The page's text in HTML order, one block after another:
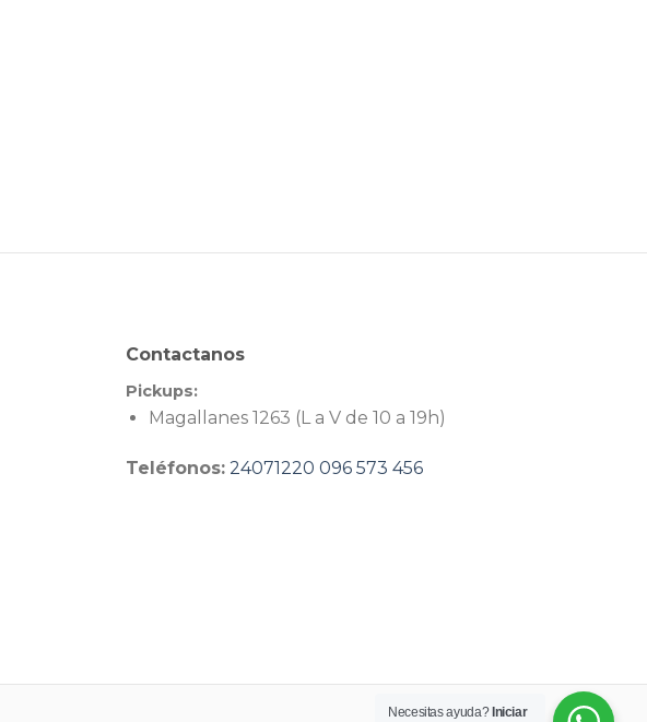
Contactanos
Pickups:
Magallanes 1263 (L a V de 10 a 19h)
Teléfonos: 24071220 096 573 456
Necesitas ayuda? Iniciar